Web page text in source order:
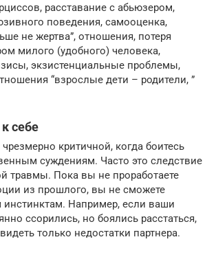
расставание с абьюзером,
поведения, самооценка,
не жертва”, отношения, потеря
милого (удобного) человека,
экзистенциальные проблемы,
“взрослые дети – родители, ”
себе
критичной, когда боитесь
суждениям. Часто это следствие
травмы. Пока вы не проработаете
из прошлого, вы не сможете
инстинктам. Например, если ваши
ссорились, но боялись расстаться,
только недостатки партнера.